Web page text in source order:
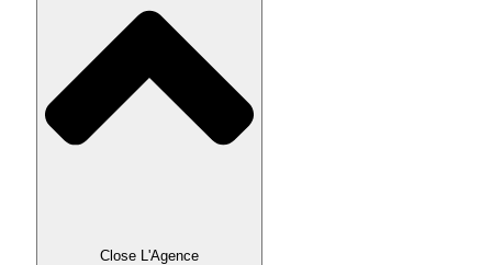
Close L'Agence